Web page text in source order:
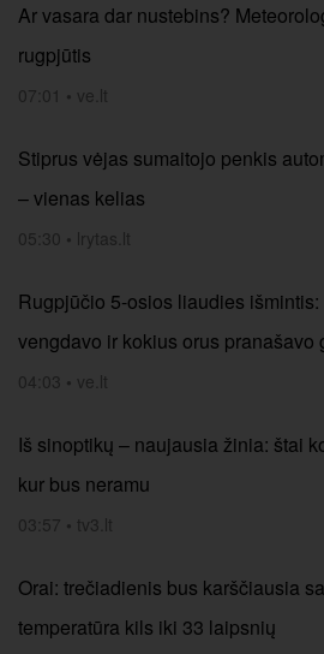
Ar vasara dar nustebins?
rugpjūtis
07:01 • ve.lt
Stiprus vėjas sumaitojo penkis
– vienas kelias
05:30 • lrytas.lt
Rugpjūčio 5-osios liaudies
vengdavo ir kokius orus pranašavo
04:03 • ve.lt
Iš sinoptikų – naujausia žinia: štai
kur bus neramu
03:57 • tv3.lt
Orai: trečiadienis bus karščiausia
temperatūra kils iki 33 laipsnių